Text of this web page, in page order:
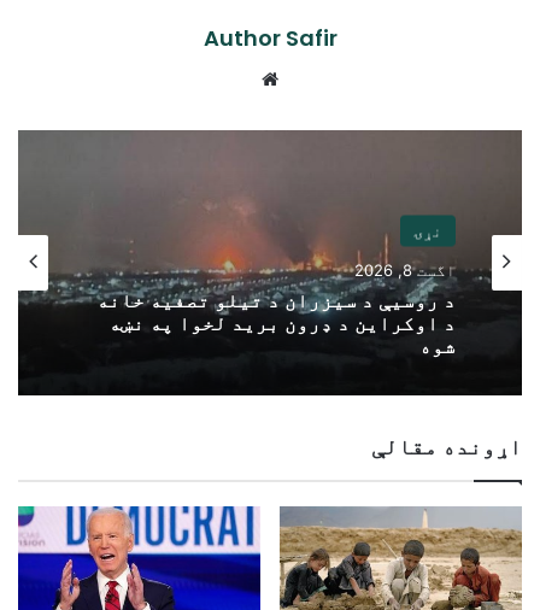
Author Safir
نړۍ
اگست 8, 2026
د روسیې د سیزران د تیلو تصفیه خانه
د اوکراین د ډرون برید لخوا په نښه
شوه
اړونده مقالې